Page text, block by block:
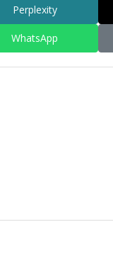
Perplexity
WhatsApp